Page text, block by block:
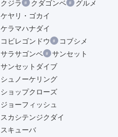
クジラ
クダゴンベ
グルメ
ケヤリ・ゴカイ
ケラマハナダイ
コビレゴンドウ
コブシメ
サラサゴンベ
サンセット
サンセットダイブ
シュノーケリング
ショップクローズ
ジョーフィッシュ
スカシテンジクダイ
スキューバ